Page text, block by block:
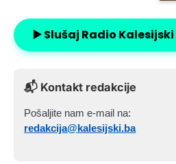
▶️ Slušaj Radio Kalesijski
📬 Kontakt redakcije
Pošaljite nam e-mail na:
redakcija@kalesijski.ba